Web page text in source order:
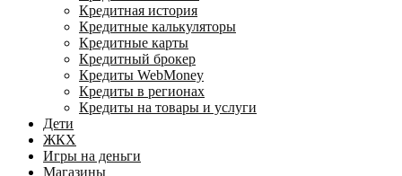
Кредитная история
Кредитные калькуляторы
Кредитные карты
Кредитный брокер
Кредиты WebMoney
Кредиты в регионах
Кредиты на товары и услуги
Дети
ЖКХ
Игры на деньги
Магазины